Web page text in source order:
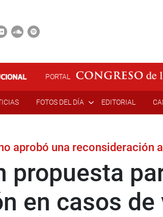
PORTAL
FOTOS DEL DÍA EDITORIAL
aprobó una reconsideración
propuesta
en casos